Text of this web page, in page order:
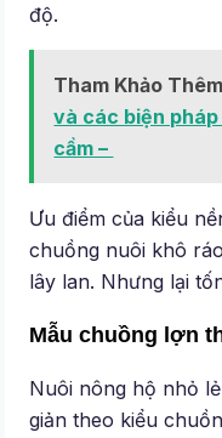
độ.
Tham Khảo
và các biện
cầm –
Ưu điểm của kiểu
chuồng nuôi khô
lây lan. Nhưng lại
Mẫu chuồng lợn
Nuôi nông hộ nhỏ
giản theo kiểu